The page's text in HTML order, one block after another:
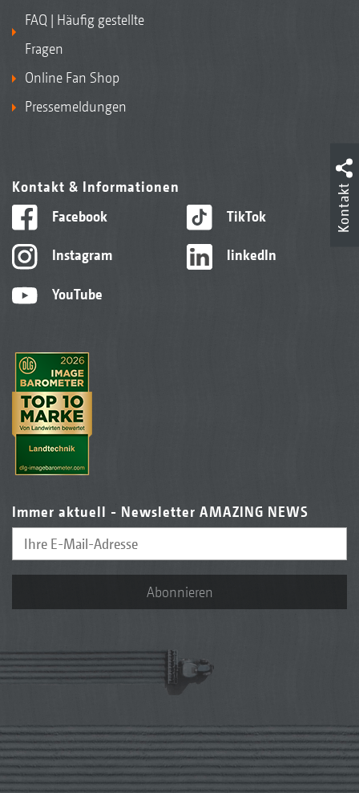
FAQ | Häufig gestellte
Fragen
Online Fan Shop
Pressemeldungen
Kontakt & Informationen
Facebook
Instagram
YouTube
TikTok
linkedIn
Immer aktuell - Newsletter AMAZING NEWS
Abonnieren
Kontakt